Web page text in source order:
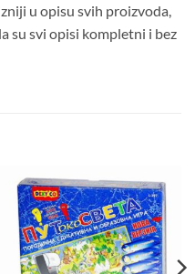
u opisu svih proizvoda,
su svi opisi kompletni i bez